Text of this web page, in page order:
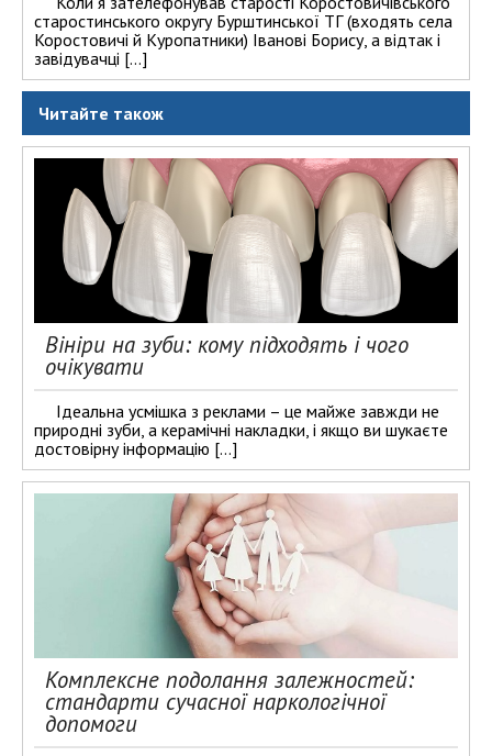
старостинського округу Бурштинської ТГ (входять села
Коростовичі й Куропатники) Іванові Борису, а відтак і
завідувачці […]
Читайте також
Вініри на зуби: кому підходять і чого
очікувати
Ідеальна усмішка з реклами – це майже завжди не
природні зуби, а керамічні накладки, і якщо ви шукаєте
достовірну інформацію […]
Комплексне подолання залежностей:
стандарти сучасної наркологічної
допомоги